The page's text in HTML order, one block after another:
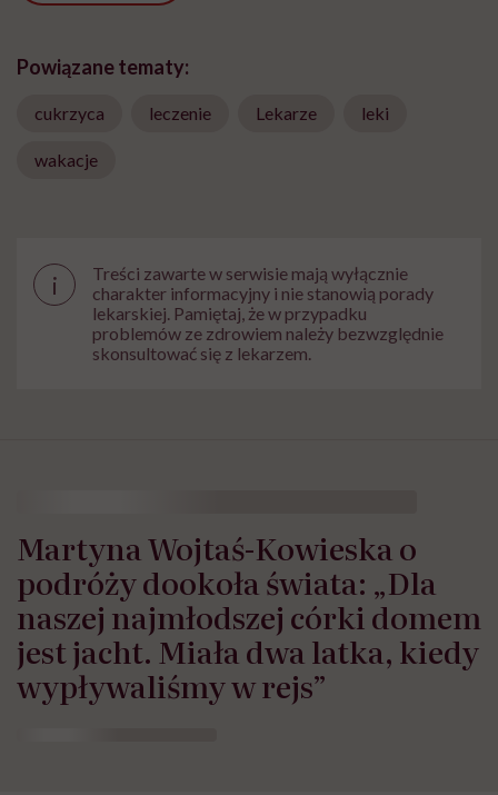
Powiązane tematy:
cukrzyca leczenie Lekarze leki
wakacje
i
Treści zawarte w serwisie mają wyłącznie
charakter informacyjny i nie stanowią porady
lekarskiej. Pamiętaj, że w przypadku
problemów ze zdrowiem należy bezwzględnie
skonsultować się z lekarzem.
Martyna Wojtaś-Kowieska o
podróży dookoła świata: „Dla
naszej najmłodszej córki domem
jest jacht. Miała dwa latka, kiedy
wypływaliśmy w rejs”